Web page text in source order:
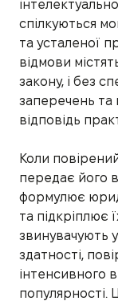
спілкуються
та усталеної
відмови
закону, і без
заперечень та
відповідь
Коли
передає його
формулює
та підкріплює
звинувачують у
здатності,
інтенсивного
популярності.